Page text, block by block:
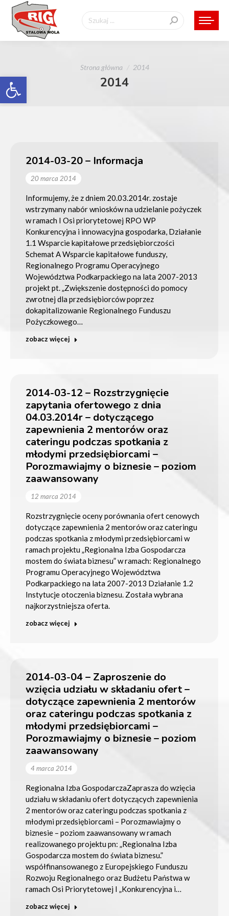
Otwórz pasek narzędzi
Szukaj:
Jesteś tutaj:
Strona główna 2014
2014
2014-03-20 – Informacja
20 marca 2014
Informujemy, że z dniem 20.03.2014r. zostaje
wstrzymany nabór wniosków na udzielanie pożyczek
w ramach I Osi priorytetowej RPO WP
Konkurencyjna i innowacyjna gospodarka, Działanie
1.1 Wsparcie kapitałowe przedsiębiorczości
Schemat A Wsparcie kapitałowe funduszy,
Regionalnego Programu Operacyjnego
Województwa Podkarpackiego na lata 2007-2013
projekt pt. „Zwiększenie dostępności do pomocy
zwrotnej dla przedsiębiorców poprzez
dokapitalizowanie Regionalnego Funduszu
Pożyczkowego…
zobacz więcej
2014-03-12 – Rozstrzygnięcie
zapytania ofertowego z dnia
04.03.2014r – dotyczącego
zapewnienia 2 mentorów oraz
cateringu podczas spotkania z
młodymi przedsiębiorcami –
Porozmawiajmy o biznesie – poziom
zaawansowany
12 marca 2014
Rozstrzygnięcie oceny porównania ofert cenowych
dotyczące zapewnienia 2 mentorów oraz cateringu
podczas spotkania z młodymi przedsiębiorcami w
ramach projektu „Regionalna Izba Gospodarcza
mostem do świata biznesu” w ramach: Regionalnego
Programu Operacyjnego Województwa
Podkarpackiego na lata 2007-2013 Działanie 1.2
Instytucje otoczenia biznesu. Została wybrana
najkorzystniejsza oferta.
zobacz więcej
2014-03-04 – Zaproszenie do
wzięcia udziału w składaniu ofert –
dotyczące zapewnienia 2 mentorów
oraz cateringu podczas spotkania z
młodymi przedsiębiorcami –
Porozmawiajmy o biznesie – poziom
zaawansowany
4 marca 2014
Regionalna Izba GospodarczaZaprasza do wzięcia
udziału w składaniu ofert dotyczących zapewnienia
2 mentorów oraz cateringu podczas spotkania z
młodymi przedsiębiorcami – Porozmawiajmy o
biznesie – poziom zaawansowany w ramach
realizowanego projektu pn: „Regionalna Izba
Gospodarcza mostem do świata biznesu.”
współfinansowanego z Europejskiego Funduszu
Rozwoju Regionalnego oraz Budżetu Państwa w
ramach Osi Priorytetowej I „Konkurencyjna i…
zobacz więcej